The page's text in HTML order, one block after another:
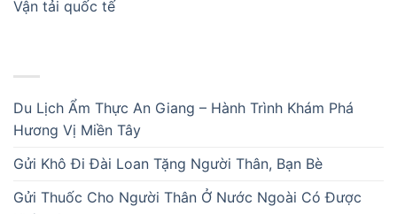
Vận tải quốc tế
Du Lịch Ẩm Thực An Giang – Hành Trình Khám Phá
Hương Vị Miền Tây
Gửi Khô Đi Đài Loan Tặng Người Thân, Bạn Bè
Gửi Thuốc Cho Người Thân Ở Nước Ngoài Có Được